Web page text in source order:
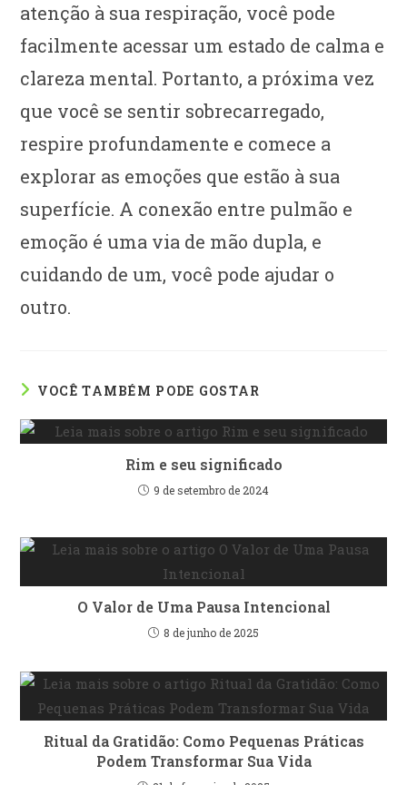
atenção à sua respiração, você pode
facilmente acessar um estado de calma e
clareza mental. Portanto, a próxima vez
que você se sentir sobrecarregado,
respire profundamente e comece a
explorar as emoções que estão à sua
superfície. A conexão entre pulmão e
emoção é uma via de mão dupla, e
cuidando de um, você pode ajudar o
outro.
VOCÊ TAMBÉM PODE GOSTAR
Rim e seu significado
9 de setembro de 2024
O Valor de Uma Pausa Intencional
8 de junho de 2025
Ritual da Gratidão: Como Pequenas Práticas
Podem Transformar Sua Vida